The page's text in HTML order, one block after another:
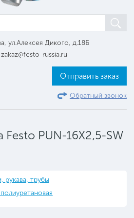
ул.Алексея Дикого, д.18Б
zakaz@festo-russia.ru
Отправить заказ
Обратный звонок
PUN-16X2,5-SW
рукава, трубы